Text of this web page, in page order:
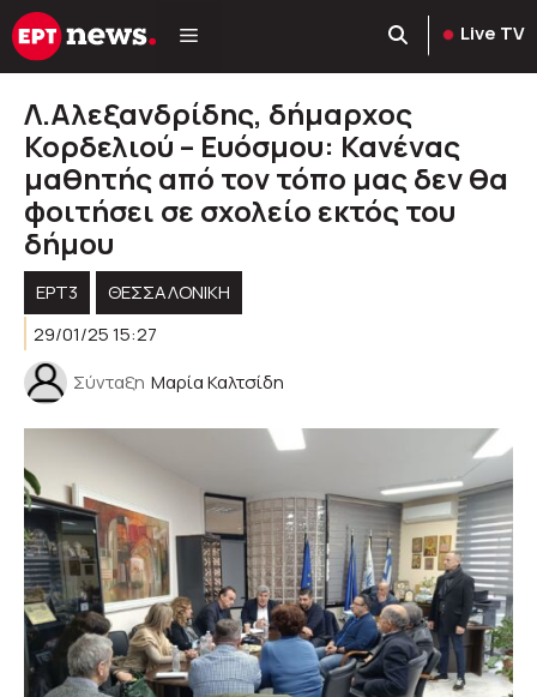
Μετάβαση
σε
Live TV
Λ.Αλεξανδρίδης, δήμαρχος
Κορδελιού – Ευόσμου: Κανένας
μαθητής από τον τόπο μας δεν θα
φοιτήσει σε σχολείο εκτός του
δήμου
ΕΡΤ3
ΘΕΣΣΑΛΟΝΙΚΗ
29/01/25 15:27
Σύνταξη Μαρία Καλτσίδη